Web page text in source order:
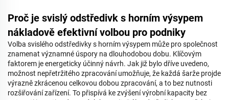
Proč je svislý odstředivk s horním výsypem
nákladově efektivní volbou pro podniky
Volba svislého odstředivky s horním výsypem může pro společnost
znamenat významné úspory na dlouhodobou dobu. Klíčovým
faktorem je energeticky účinný návrh. Jak již bylo dříve uvedeno,
možnost nepřetržitého zpracování umožňuje, že každá šarže projde
výrazně zkrácenou celkovou dobou zpracování, a to bez nutnosti
rozšiřování zařízení. To přispívá ke zvýšení výrobní kapacity bez